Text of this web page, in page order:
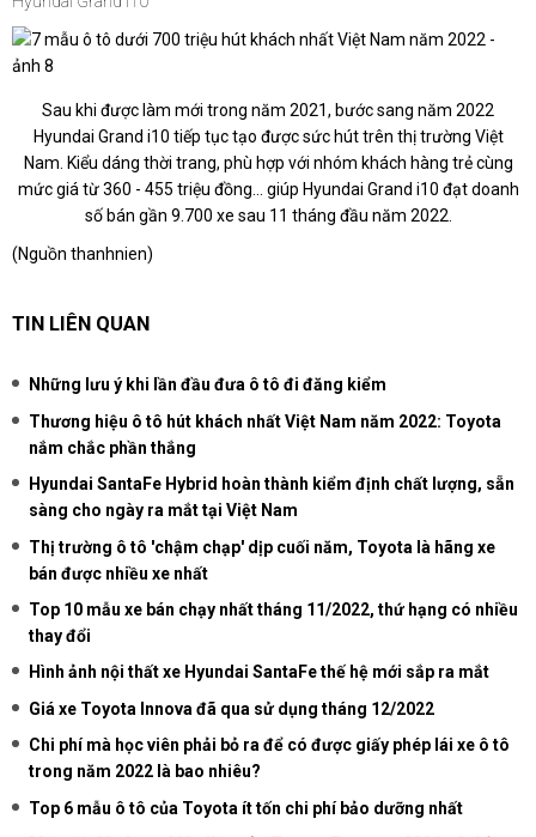
Sau khi được làm mới trong năm 2021, bước sang năm 2022
Hyundai Grand i10 tiếp tục tạo được sức hút trên thị trường Việt
Nam. Kiểu dáng thời trang, phù hợp với nhóm khách hàng trẻ cùng
mức giá từ 360 - 455 triệu đồng... giúp Hyundai Grand i10 đạt doanh
số bán gần 9.700 xe sau 11 tháng đầu năm 2022.
(Nguồn thanhnien)
TIN LIÊN QUAN
Những lưu ý khi lần đầu đưa ô tô đi đăng kiểm
Thương hiệu ô tô hút khách nhất Việt Nam năm 2022: Toyota
nắm chắc phần thắng
Hyundai SantaFe Hybrid hoàn thành kiểm định chất lượng, sẵn
sàng cho ngày ra mắt tại Việt Nam
Thị trường ô tô 'chậm chạp' dịp cuối năm, Toyota là hãng xe
bán được nhiều xe nhất
Top 10 mẫu xe bán chạy nhất tháng 11/2022, thứ hạng có nhiều
thay đổi
Hình ảnh nội thất xe Hyundai SantaFe thế hệ mới sắp ra mắt
Giá xe Toyota Innova đã qua sử dụng tháng 12/2022
Chi phí mà học viên phải bỏ ra để có được giấy phép lái xe ô tô
trong năm 2022 là bao nhiêu?
Top 6 mẫu ô tô của Toyota ít tốn chi phí bảo dưỡng nhất